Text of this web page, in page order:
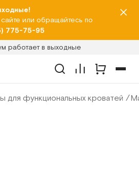
или обращайтесь по
775-75-95
работает в выходные
для функциональных кроватей